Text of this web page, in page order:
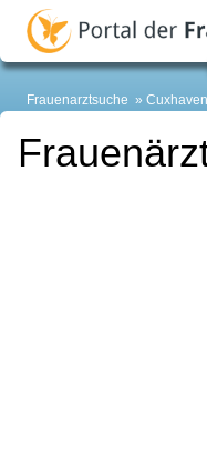
Frauenarztsuche Cuxhaven